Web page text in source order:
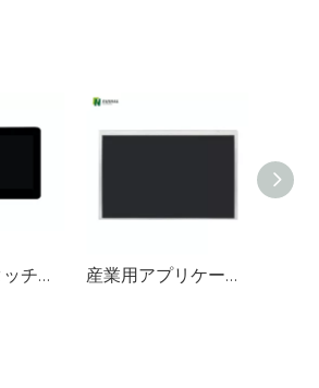
13.3インチタッチディスプレイ1920x1080 IPSディスプレイパネル容量性タッチで結合した 産業用アプリケーション向け 10.1 インチ屋外 TFT ディスプレイ 1280*800 IPS LCD